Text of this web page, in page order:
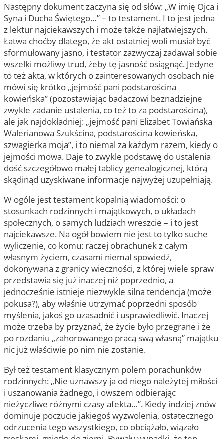
Następny dokument zaczyna się od słów: „W imię Ojca i
Syna i Ducha Świętego…” – to testament. I to jest jedna
z lektur najciekawszych i może także najłatwiejszych.
Łatwa choćby dlatego, że akt ostatniej woli musiał być
sformułowany jasno, i testator zazwyczaj zadawał sobie
wszelki możliwy trud, żeby tę jasność osiągnąć. Jedyne
to też akta, w których o zainteresowanych osobach nie
mówi się krótko „jejmość pani podstarościna
kowieńska” (pozostawiając badaczowi beznadziejne
zwykle zadanie ustalenia, co też to za podstarościna),
ale jak najdokładniej: „jejmość pani Elizabet Towiańska
Walerianowa Szukścina, podstarościna kowieńska,
szwagierka moja”, i to niemal za każdym razem, kiedy o
jejmości mowa. Daje to zwykle podstawę do ustalenia
dość szczegółowo małej tablicy genealogicznej, którą
skądinąd uzyskiwane informacje najwyżej uzupełniają.
W ogóle jest testament kopalnią wiadomości: o
stosunkach rodzinnych i majątkowych, o układach
społecznych, o samych ludziach wreszcie – i to jest
najciekawsze. Na ogół bowiem nie jest to tylko suche
wyliczenie, co komu: raczej obrachunek z całym
własnym życiem, czasami niemal spowiedź,
dokonywana z granicy wieczności, z której wiele spraw
przedstawia się już inaczej niż poprzednio, a
jednocześnie istnieje niezwykle silna tendencja (może
pokusa?), aby właśnie utrzymać poprzedni sposób
myślenia, jakoś go uzasadnić i usprawiedliwić. Inaczej
może trzeba by przyznać, że życie było przegrane i że
po rozdaniu „zahorowanego pracą swą własną” majątku
nic już właściwie po nim nie zostanie.
Był też testament klasycznym polem porachunków
rodzinnych: „Nie uznawszy ja od niego należytej miłości
i uszanowania żadnego, i owszem odbierając
nieżyczliwe różnymi czasy afekta…”. Kiedy indziej znów
dominuje poczucie jakiegoś wyzwolenia, ostatecznego
odrzucenia tego wszystkiego, co obciążało, wiązało